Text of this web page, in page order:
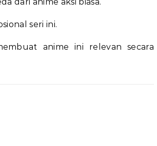
seri ini.
anime ini relevan secara